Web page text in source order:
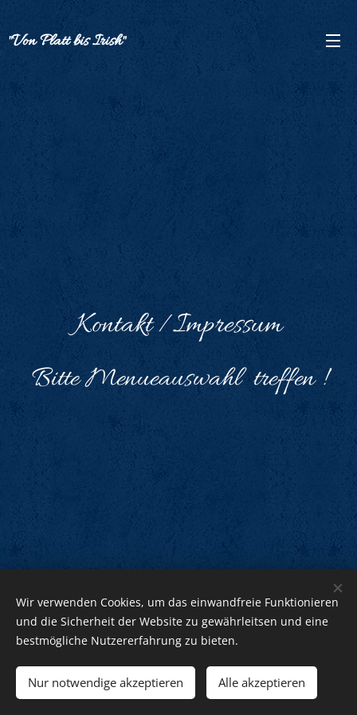
"Von Platt bis Irish"
Kontakt /Impressum
Bitte Menueauswahl treffen !
© 2026 Klaus Stehr
Unterstützt vonWebnode Cookies
Wir verwenden Cookies, um das einwandfreie Funktionieren
und die Sicherheit der Website zu gewährleitsen und eine
bestmögliche Nutzererfahrung zu bieten.
Nur notwendige akzeptieren Alle akzeptieren